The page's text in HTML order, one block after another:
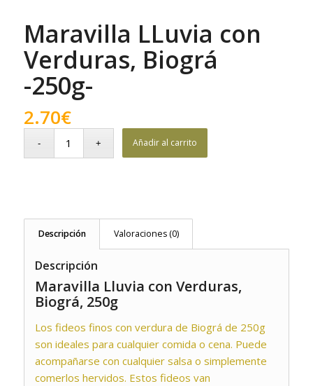
Maravilla LLuvia con
Verduras, Biográ
-250g-
2.70€
Añadir al carrito
Descripción Valoraciones (0)
Descripción
Maravilla Lluvia con Verduras,
Biográ, 250g
Los fideos finos con verdura de Biográ de 250g
son ideales para cualquier comida o cena. Puede
acompañarse con cualquier salsa o simplemente
comerlos hervidos. Estos fideos van